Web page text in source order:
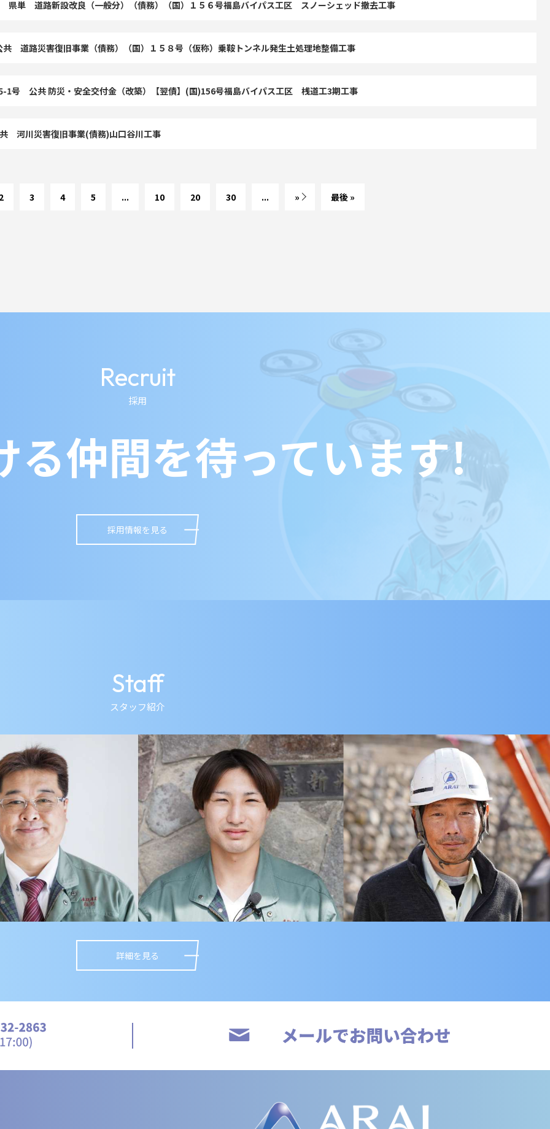
県単 道路新設改良（一般分）（債務）（国）１５６号福島バイパス工区 スノーシェッド撤去工事
道路災害復旧事業（債務）（国）１５８号（仮称）乗鞍トンネル発生土処理地整備工事
1号 公共 防災・安全交付金（改築）【翌債】(国)156号福島バイパス工区 桟道工3期工事
河川災害復旧事業(債務)山口谷川工事
3 4 5 ... 10 20 30 ... » 最後 »
Recruit
採用
る仲間を待っています!
採用情報を見る
Staff
スタッフ紹介
詳細を見る